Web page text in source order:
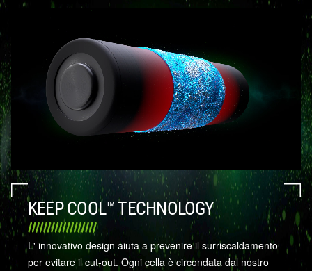
KEEP COOL™ TECHNOLOGY
L' innovativo design aiuta a prevenire il surriscaldamento
per evitare il cut-out. Ogni cella è circondata dal nostro